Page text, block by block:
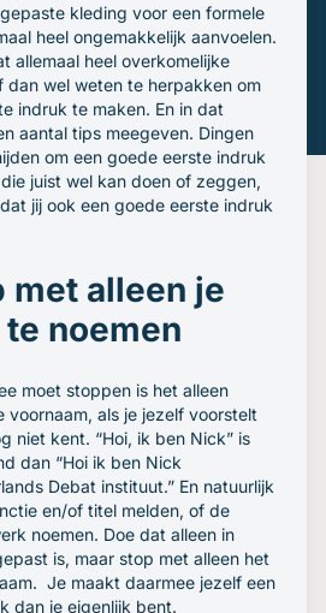
kleding voor een formele
heel ongemakkelijk aanvoelen.
allemaal heel overkomelijke
dan wel weten te herpakken om
indruk te maken. En in dat
aantal tips meegeven. Dingen
om een goede eerste indruk
juist wel kan doen of zeggen,
jij ook een goede eerste indruk
met alleen je
noemen
moet stoppen is het alleen
voornaam, als je jezelf voorstelt
niet kent. “Hoi, ik ben Nick” is
dan “Hoi ik ben Nick
Debat instituut.” En natuurlijk
en/of titel melden, of de
noemen. Doe dat alleen in
is, maar stop met alleen het
Je maakt daarmee jezelf een
dan je eigenlijk bent.